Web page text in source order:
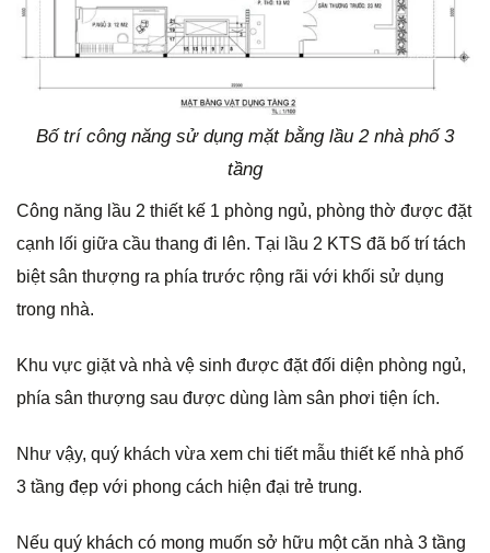
Bố trí công năng sử dụng mặt bằng lầu 2 nhà phố 3
tầng
Công năng lầu 2 thiết kế 1 phòng ngủ, phòng thờ được đặt
cạnh lối giữa cầu thang đi lên. Tại lầu 2 KTS đã bố trí tách
biệt sân thượng ra phía trước rộng rãi với khối sử dụng
trong nhà.
Khu vực giặt và nhà vệ sinh được đặt đối diện phòng ngủ,
phía sân thượng sau được dùng làm sân phơi tiện ích.
Như vậy, quý khách vừa xem chi tiết mẫu thiết kế nhà phố
3 tầng đẹp với phong cách hiện đại trẻ trung.
Nếu quý khách có mong muốn sở hữu một căn nhà 3 tầng